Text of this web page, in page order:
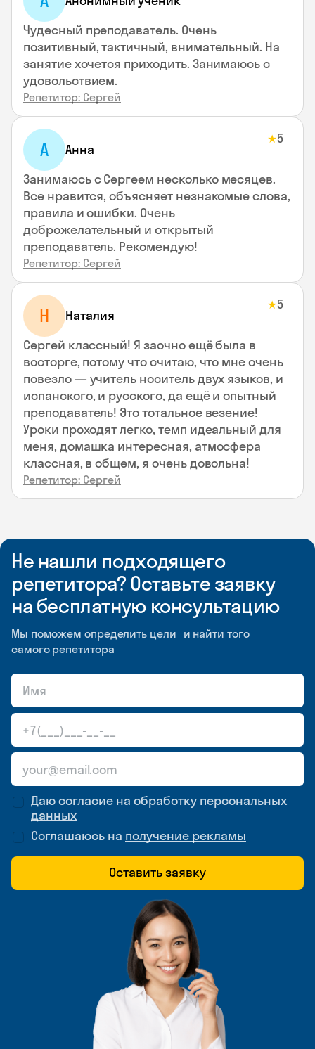
Чудесный преподаватель. Очень
позитивный, тактичный, внимательный. На
занятие хочется приходить. Занимаюсь с
удовольствием.
Репетитор: Сергей
А Анна
★5
Занимаюсь с Сергеем несколько месяцев.
Все нравится, объясняет незнакомые слова,
правила и ошибки. Очень
доброжелательный и открытый
преподаватель. Рекомендую!
Репетитор: Сергей
Н Наталия
★5
Сергей классный! Я заочно ещё была в
восторге, потому что считаю, что мне очень
повезло — учитель носитель двух языков, и
испанского, и русского, да ещё и опытный
преподаватель! Это тотальное везение!
Уроки проходят легко, темп идеальный для
меня, домашка интересная, атмосфера
классная, в общем, я очень довольна!
Репетитор: Сергей
Не нашли подходящего
репетитора? Оставьте заявку
на бесплатную консультацию
Мы поможем определить цели и найти того
самого репетитора
Даю согласие на обработку персональных
данных
Соглашаюсь на получение рекламы
Оставить заявку